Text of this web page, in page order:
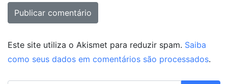
Este site utiliza o Akismet para reduzir spam. Saiba
como seus dados em comentários são processados.